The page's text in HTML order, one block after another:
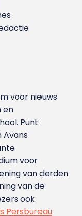
voor nieuws
en
Punt
voor
van derden
van de
ook
Persbureau